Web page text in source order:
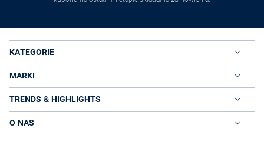
KATEGORIE
MARKI
TRENDS & HIGHLIGHTS
O NAS